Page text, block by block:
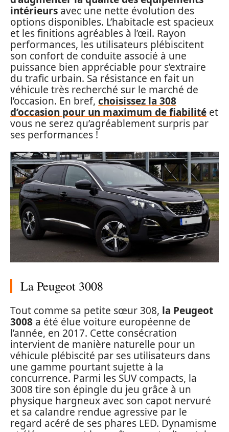
intérieurs avec une nette évolution des
options disponibles. L’habitacle est spacieux
et les finitions agréables à l’œil. Rayon
performances, les utilisateurs plébiscitent
son confort de conduite associé à une
puissance bien appréciable pour s’extraire
du trafic urbain. Sa résistance en fait un
véhicule très recherché sur le marché de
l’occasion. En bref, choisissez la 308
d’occasion pour un maximum de fiabilité et
vous ne serez qu’agréablement surpris par
ses performances !
La Peugeot 3008
Tout comme sa petite sœur 308, la Peugeot
3008 a été élue voiture européenne de
l’année, en 2017. Cette consécration
intervient de manière naturelle pour un
véhicule plébiscité par ses utilisateurs dans
une gamme pourtant sujette à la
concurrence. Parmi les SUV compacts, la
3008 tire son épingle du jeu grâce à un
physique hargneux avec son capot nervuré
et sa calandre rendue agressive par le
regard acéré de ses phares LED. Dynamisme